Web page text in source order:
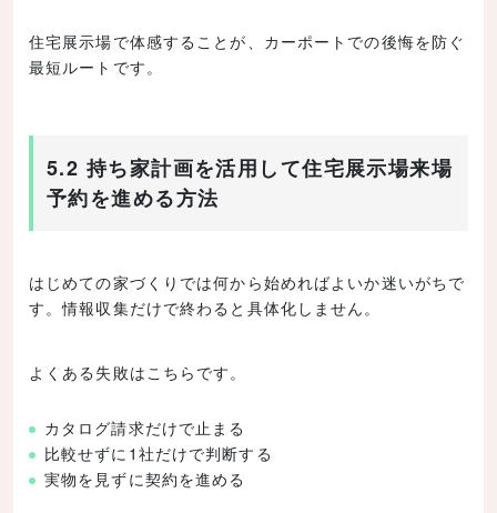
住宅展示場で体感することが、カーポートでの後悔を防ぐ
最短ルートです。
5.2 持ち家計画を活用して住宅展示場来場
予約を進める方法
はじめての家づくりでは何から始めればよいか迷いがちで
す。情報収集だけで終わると具体化しません。
よくある失敗はこちらです。
カタログ請求だけで止まる
比較せずに1社だけで判断する
実物を見ずに契約を進める